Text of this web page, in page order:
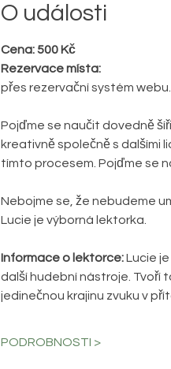
O události
Cena: 500 Kč
Rezervace místa:
přes rezervační systém
Pojďme se naučit dovedně
kreativně společně s dalšími
tímto procesem. Pojďme se
Nebojme se, že nebudeme
Lucie je výborná lektorka.
Informace o lektorce: Lucie
další hudební nástroje. Tvoří
jedinečnou krajinu zvuku v
PODROBNOSTI >